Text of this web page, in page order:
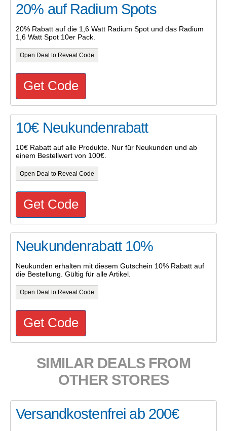
20% auf Radium Spots
20% Rabatt auf die 1,6 Watt Radium Spot und das Radium
1,6 Watt Spot 10er Pack.
Open Deal to Reveal Code
Get Code
10€ Neukundenrabatt
10€ Rabatt auf alle Produkte. Nur für Neukunden und ab
einem Bestellwert von 100€.
Open Deal to Reveal Code
Get Code
Neukundenrabatt 10%
Neukunden erhalten mit diesem Gutschein 10% Rabatt auf
die Bestellung. Gültig für alle Artikel.
Open Deal to Reveal Code
Get Code
SIMILAR DEALS FROM
OTHER STORES
Versandkostenfrei ab 200€